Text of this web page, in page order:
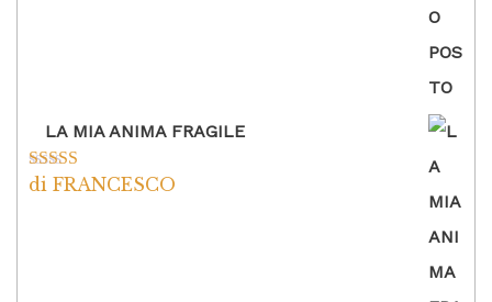
LA MIA ANIMA FRAGILE
Valutato5su
di FRANCESCO